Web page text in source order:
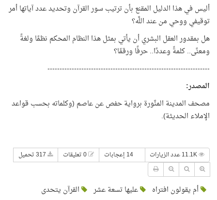
أليس في هذا الدليل المقنع بأن ترتيب سور القرآن وتحديد عدد آياتها أمر
توقيفي ووحي من عند اللَّه؟
هل بمقدور العقل البشري أن يأتي بمثل هذا النظام المحكم نظمًا ولغةً
ومعنًى.. كلمةً وعددًا.. حرفًا ورقمًا؟
-------------------------------------------------------------------
المصدر:
مصحف المدينة المنَّورة برواية حفص عن عاصم (وكلماته بحسب قواعد
الإملاء الحديثة).
14 إعجابات
أم يقولون افتراه عليها تسعة عشر
القرآن يتحدى